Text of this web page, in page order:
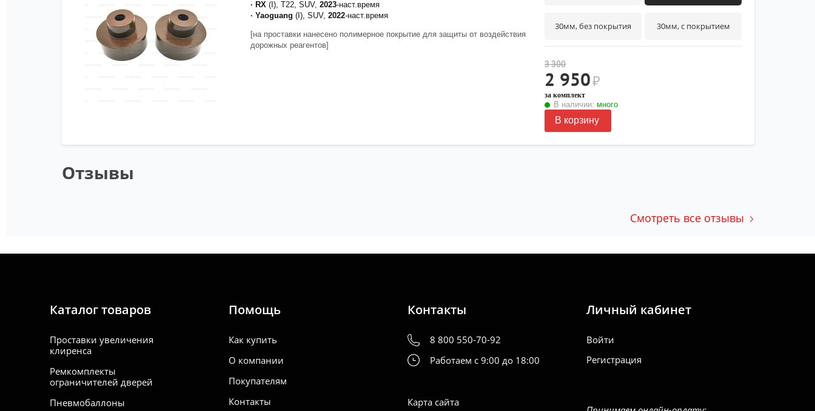
· RX (I), T22, SUV, 2023-наст.время
· Yaoguang (I), SUV, 2022-наст.время
[на проставки нанесено полимерное покрытие для защиты от воздействия
дорожных реагентов]
30мм, без покрытия 30мм, с покрытием
3 300
2 950₽
за комплект
В наличии: много
В корзину
Отзывы
Смотреть все отзывы
Каталог товаров
Проставки увеличения
клиренса
Ремкомплекты
ограничителей дверей
Пневмобаллоны
Помощь
Как купить
О компании
Покупателям
Контакты
Контакты
8 800 550-70-92
Работаем с 9:00 до 18:00
Карта сайта
Личный кабинет
Войти
Регистрация